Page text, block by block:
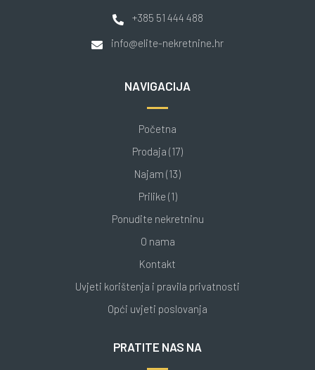
+385 51 444 488
info@elite-nekretnine.hr
NAVIGACIJA
Početna
Prodaja (17)
Najam (13)
Prilike (1)
Ponudite nekretninu
O nama
Kontakt
Uvjeti korištenja i pravila privatnosti
Opći uvjeti poslovanja
PRATITE NAS NA